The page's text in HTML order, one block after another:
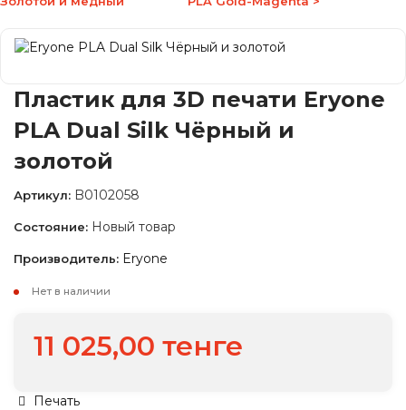
Пластик для 3D печати Eryone
PLA Dual Silk Чёрный и
золотой
Артикул: B0102058
Состояние: Новый товар
Производитель: Eryone
Нет в наличии
11 025,00 тенге
Печать